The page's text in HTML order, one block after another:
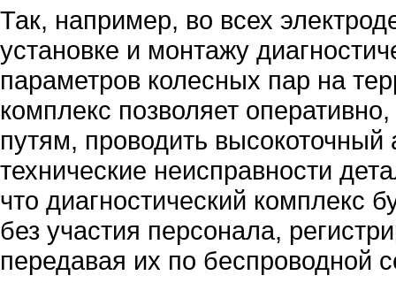
Так, например, во всех
установке и монтажу
параметров колесных пар на
комплекс позволяет
путям, проводить
технические неисправности
что диагностический комплекс
без участия персонала,
передавая их по беспроводной